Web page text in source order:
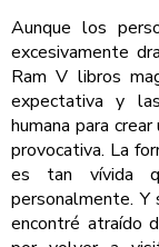
Aunque los
excesivamente
Ram V libros
expectativa y
humana para
provocativa. La
es tan vívida
personalmente. Y
encontré atraído